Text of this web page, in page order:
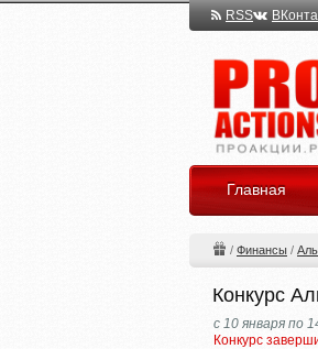
RSS
Главная
/ Финансы /
Конкурс
с 10 января по
Конкурс